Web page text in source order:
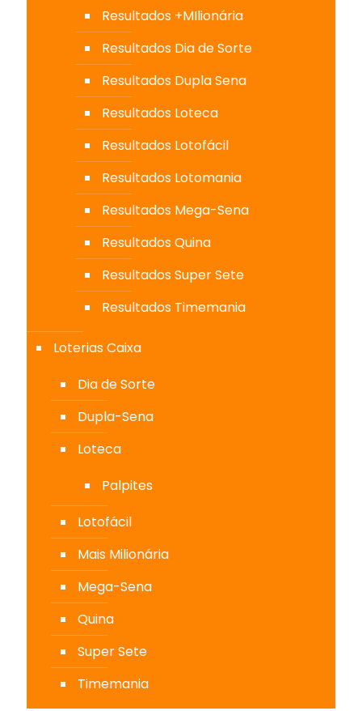
Resultados +MIlionária
Resultados Dia de Sorte
Resultados Dupla Sena
Resultados Loteca
Resultados Lotofácil
Resultados Lotomania
Resultados Mega-Sena
Resultados Quina
Resultados Super Sete
Resultados Timemania
Loterias Caixa
Dia de Sorte
Dupla-Sena
Loteca
Palpites
Lotofácil
Mais Milionária
Mega-Sena
Quina
Super Sete
Timemania